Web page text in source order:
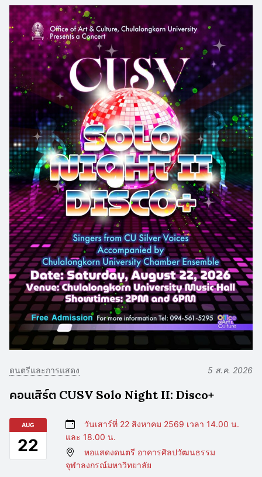
ดนตรีและการแสดง 5 ส.ค. 2026
คอนเสิร์ต CUSV Solo Night II: Disco+
AUG
22
วันเสาร์ที่ 22 สิงหาคม 2569 เวลา 14.00 น.
และ 18.00 น.
หอแสดงดนตรี อาคารศิลปวัฒนธรรม
จุฬาลงกรณ์มหาวิทยาลัย